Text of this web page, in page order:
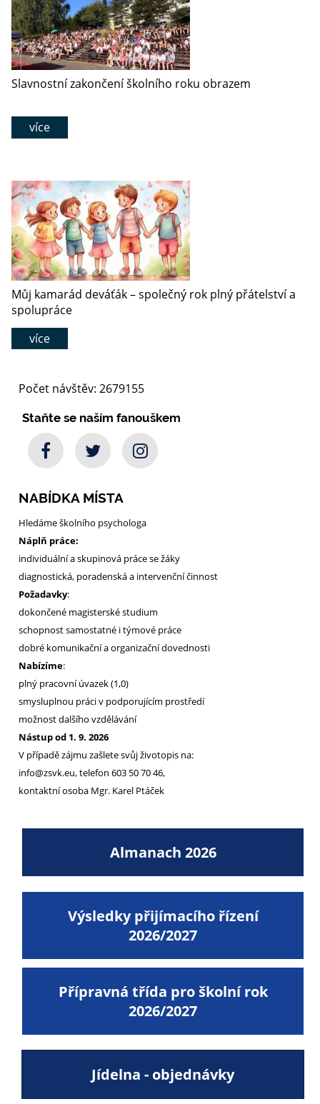
Slavnostní zakončení školního roku obrazem
více
Můj kamarád deváťák – společný rok plný přátelství a
spolupráce
více
Počet návštěv: 2679155
Staňte se naším fanouškem
NABÍDKA MÍSTA
Hledáme školního psychologa
Náplň práce:
individuální a skupinová práce se žáky
diagnostická, poradenská a intervenční činnost
Požadavky:
dokončené magisterské studium
schopnost samostatné i týmové práce
dobré komunikační a organizační dovednosti
Nabízíme:
plný pracovní úvazek (1,0)
smysluplnou práci v podporujícím prostředí
možnost dalšího vzdělávání
Nástup od 1. 9. 2026
V případě zájmu zašlete svůj životopis na:
info@zsvk.eu, telefon 603 50 70 46,
kontaktní osoba Mgr. Karel Ptáček
Almanach 2026
Výsledky přijímacího řízení
2026/2027
Přípravná třída pro školní rok
2026/2027
Jídelna - objednávky